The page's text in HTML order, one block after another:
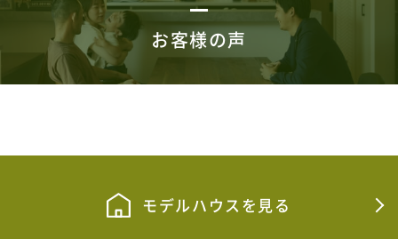
お客様の声
モデルハウスを見る